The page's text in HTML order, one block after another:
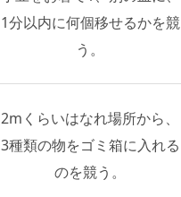
1分以内に何個移せるかを競
う。
2mくらいはなれ場所から、
3種類の物をゴミ箱に入れる
のを競う。